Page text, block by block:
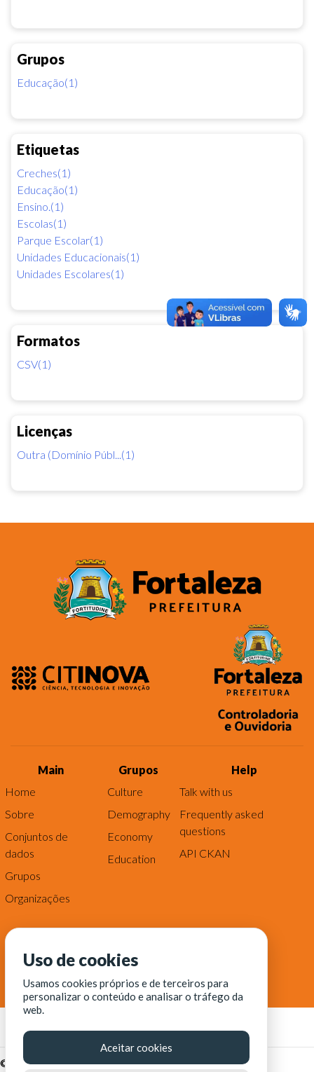
Grupos
Educação(1)
Etiquetas
Creches(1)
Educação(1)
Ensino.(1)
Escolas(1)
Parque Escolar(1)
Unidades Educacionais(1)
Unidades Escolares(1)
Formatos
CSV(1)
Licenças
Outra (Domínio Públ...(1)
Main
Home
Sobre
Conjuntos de
dados
Grupos
Organizações
Grupos
Culture
Demography
Economy
Education
Help
Talk with us
Frequently asked
questions
API CKAN
© Fortaleza Digital || CITINOVA - Fundação de Ciência,
Uso de cookies
Usamos cookies próprios e de terceiros para
personalizar o conteúdo e analisar o tráfego da
web.
Aceitar cookies